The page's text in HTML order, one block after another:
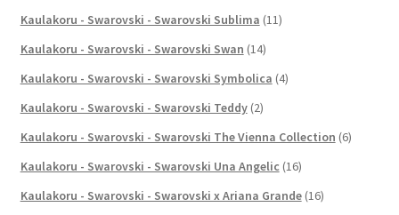
Kaulakoru - Swarovski - Swarovski Sublima (11)
Kaulakoru - Swarovski - Swarovski Swan (14)
Kaulakoru - Swarovski - Swarovski Symbolica (4)
Kaulakoru - Swarovski - Swarovski Teddy (2)
Kaulakoru - Swarovski - Swarovski The Vienna Collection (6)
Kaulakoru - Swarovski - Swarovski Una Angelic (16)
Kaulakoru - Swarovski - Swarovski x Ariana Grande (16)